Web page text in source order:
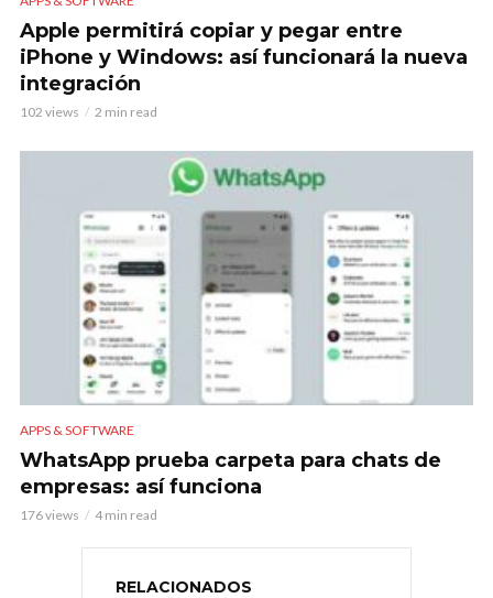
Apple permitirá copiar y pegar entre
iPhone y Windows: así funcionará la nueva
integración
102 views 2 min read
APPS & SOFTWARE
WhatsApp prueba carpeta para chats de
empresas: así funciona
176 views 4 min read
RELACIONADOS